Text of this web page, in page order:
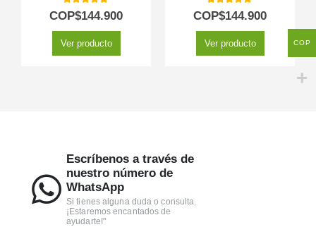
5.00out of 5
COP$144.900
Ver producto
5.00out of 5
COP$144.900
Ver producto
Escríbenos a través de
nuestro número de
WhatsApp
Si tienes alguna duda o consulta.
¡Estaremos encantados de
ayudarte!"
COP